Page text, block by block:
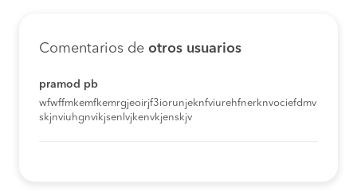
Comentarios de otros usuarios
pramod pb
wfwffmkemfkemrgjeoirjf3iorunjeknfviurehfnerknvociefdmv
skjnviuhgnvikjsenlvjkenvkjenskjv